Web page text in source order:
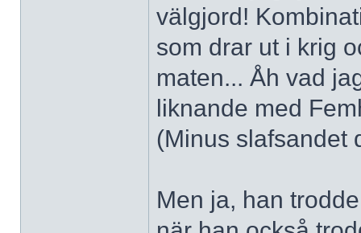
välgjord!
som drar ut i krig
maten... Åh vad
liknande med
(Minus slafsandet
Men ja, han